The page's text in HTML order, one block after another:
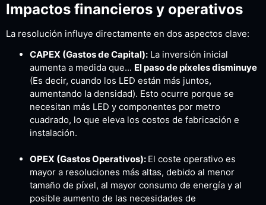
Impactos financieros y operativos
La resolución influye directamente en dos aspectos clave:
CAPEX (Gastos de Capital): La inversión inicial
aumenta a medida que... El paso de píxeles disminuye
(Es decir, cuando los LED están más juntos,
aumentando la densidad). Esto ocurre porque se
necesitan más LED y componentes por metro
cuadrado, lo que eleva los costos de fabricación e
instalación.
OPEX (Gastos Operativos): El coste operativo es
mayor a resoluciones más altas, debido al menor
tamaño de píxel, al mayor consumo de energía y al
posible aumento de las necesidades de